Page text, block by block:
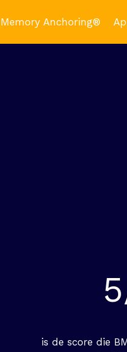
Memory Anchoring®
is de score die